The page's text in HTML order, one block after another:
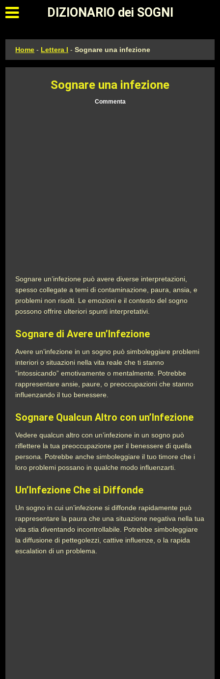
Apri il menu principale
DIZIONARIO dei SOGNI
Home - Lettera I -Sognare una infezione
Sognare una infezione
Commenta
Sognare un’infezione può avere diverse interpretazioni,
spesso collegate a temi di contaminazione, paura, ansia, e
problemi non risolti. Le emozioni e il contesto del sogno
possono offrire ulteriori spunti interpretativi.
Sognare di Avere un’Infezione
Avere un’infezione in un sogno può simboleggiare problemi
interiori o situazioni nella vita reale che ti stanno
“intossicando” emotivamente o mentalmente. Potrebbe
rappresentare ansie, paure, o preoccupazioni che stanno
influenzando il tuo benessere.
Sognare Qualcun Altro con un’Infezione
Vedere qualcun altro con un’infezione in un sogno può
riflettere la tua preoccupazione per il benessere di quella
persona. Potrebbe anche simboleggiare il tuo timore che i
loro problemi possano in qualche modo influenzarti.
Un’Infezione Che si Diffonde
Un sogno in cui un’infezione si diffonde rapidamente può
rappresentare la paura che una situazione negativa nella tua
vita stia diventando incontrollabile. Potrebbe simboleggiare
la diffusione di pettegolezzi, cattive influenze, o la rapida
escalation di un problema.